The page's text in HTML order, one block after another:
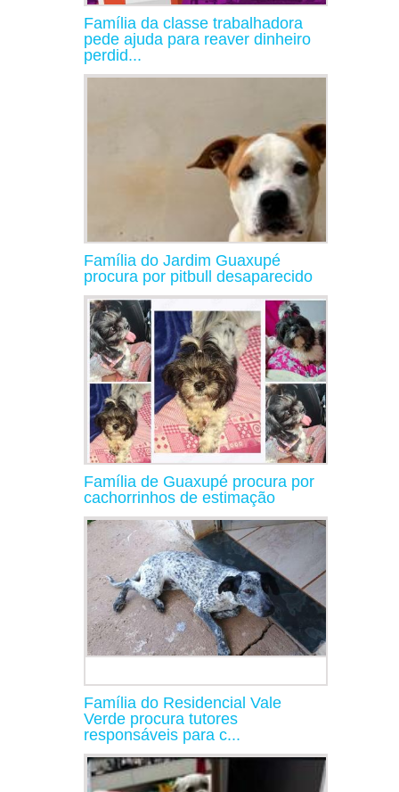
Família da classe trabalhadora
pede ajuda para reaver dinheiro
perdid...
Família do Jardim Guaxupé
procura por pitbull desaparecido
Família de Guaxupé procura por
cachorrinhos de estimação
Família do Residencial Vale
Verde procura tutores
responsáveis para c...